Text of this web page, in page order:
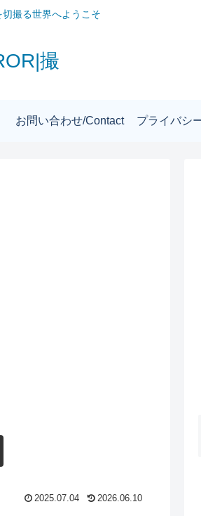
撮る世界へようこそ
撮
お問い合わせ/Contact プライバシ
2025.07.04 2026.06.10